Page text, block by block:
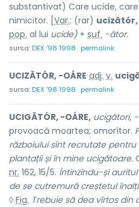
substantivat) Care ucide,
nimicitor. [ Var.: (rar)
pop. al lui ucide)+ suf. -ător.
sursa:DEX '98 1998 permalink
UCIZĂTÓR, -OÁRE adj. v.
sursa:DEX '98 1998 permalink
UCIGĂTÓR, -OÁRE, ucigători,
provoacă moartea; omorîtor.
războiului sînt recrutate
plantații și în mine ucigătoare.
nr. 162, 15/5. Întinzîndu-și
de se cutremură creștetul
◊ Fig. Trebuie să dea vîrtos din